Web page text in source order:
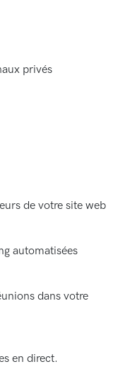
privés
de votre site web
automatisées
dans votre
en direct.